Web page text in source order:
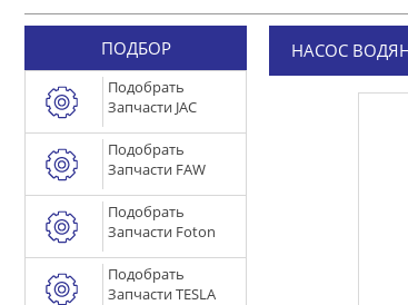
ПОДБОР
Подобрать
Запчасти JAC
Подобрать
Запчасти FAW
Подобрать
Запчасти Foton
Подобрать
Запчасти TESLA
НАСОС